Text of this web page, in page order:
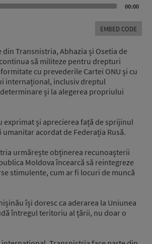
00:00
EMBED CODE
Transnistria, Abhazia și Osetia de
să militeze pentru drepturi
cu prevederile Cartei ONU și cu
internațional, inclusiv dreptul
și la alegerea propriului
exprimat și aprecierea față de sprijinul
acordat de Federația Rusă.
urmărește obținerea recunoașterii
Moldova încearcă să reintegreze
stimulente, cum ar fi locuri de muncă
își doresc ca aderarea la Uniunea
întregul teritoriu al țării, nu doar o